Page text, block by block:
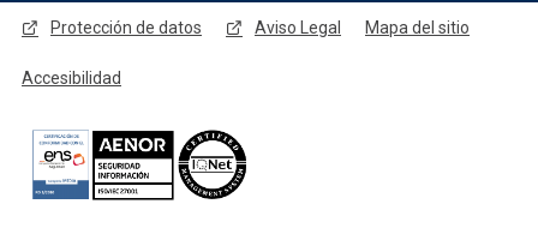
Menú legal
Protección de datos Aviso Legal Mapa del sitio
Accesibilidad